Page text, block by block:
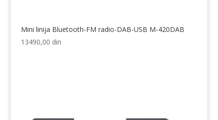
Mini linija Bluetooth-FM radio-DAB-USB M-420DAB
13490,00 din